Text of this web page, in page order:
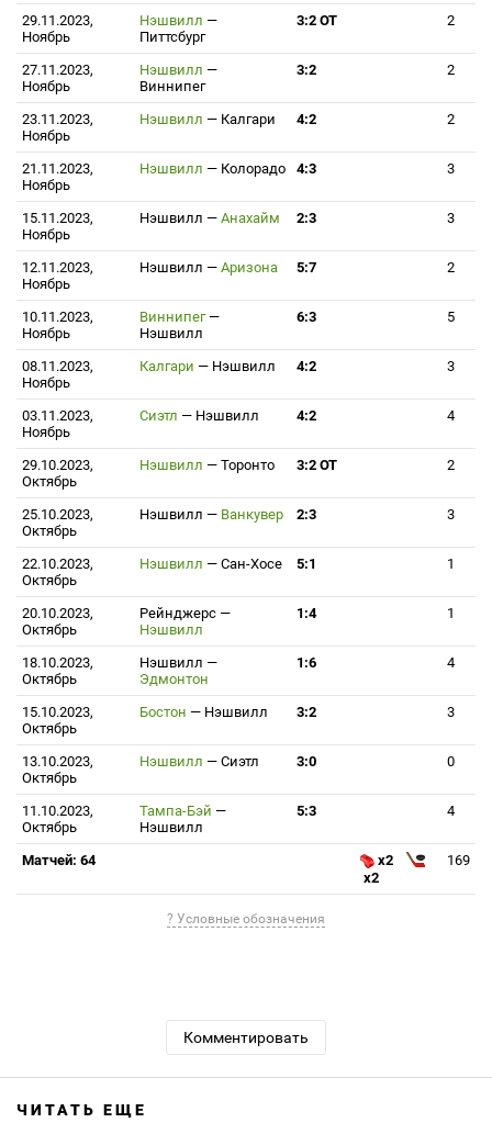
29.11.2023,
Ноябрь
Нэшвилл —
Питтсбург
3:2 ОТ 2
27.11.2023,
Ноябрь
Нэшвилл —
Виннипег
3:2 2
23.11.2023,
Ноябрь
Нэшвилл — Калгари 4:2 2
21.11.2023,
Ноябрь
Нэшвилл — Колорадо 4:3 3
15.11.2023,
Ноябрь
Нэшвилл — Анахайм 2:3 3
12.11.2023,
Ноябрь
Нэшвилл — Аризона 5:7 2
10.11.2023,
Ноябрь
Виннипег —
Нэшвилл
6:3 5
08.11.2023,
Ноябрь
Калгари — Нэшвилл 4:2 3
03.11.2023,
Ноябрь
Сиэтл — Нэшвилл 4:2 4
29.10.2023,
Октябрь
Нэшвилл — Торонто 3:2 ОТ 2
25.10.2023,
Октябрь
Нэшвилл — Ванкувер 2:3 3
22.10.2023,
Октябрь
Нэшвилл — Сан-Хосе 5:1 1
20.10.2023,
Октябрь
Рейнджерс —
Нэшвилл
1:4 1
18.10.2023,
Октябрь
Нэшвилл —
Эдмонтон
1:6 4
15.10.2023,
Октябрь
Бостон — Нэшвилл 3:2 3
13.10.2023,
Октябрь
Нэшвилл — Сиэтл 3:0 0
11.10.2023,
Октябрь
Тампа-Бэй —
Нэшвилл
5:3 4
Матчей: 64
x2
x2
169
? Условные обозначения
Комментировать
ЧИТАТЬ ЕЩЕ